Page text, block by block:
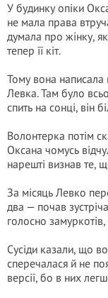
У будинку опіки
не мала права
думала про жінку,
тепер її кіт.
Тому вона написала
Левка. Там було
спить на сонці, він
Волонтерка потім
Оксана чомусь
нарешті визнав те,
За місяць Левко
два — почав
голосно
Сусіди казали, що
сперечалася й не
версії, бо в них